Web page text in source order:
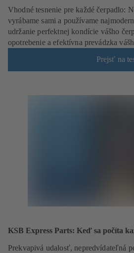
Vhodné tesnenie pre každé čerpadlo:
vyrábame sami a používame
udržanie perfektnej kondície vášho
opotrebenie a efektívna prevádzka
Prejsť na
KSB Express Parts: Keď sa počíta
Prekvapivá udalosť, nepredvídateľná